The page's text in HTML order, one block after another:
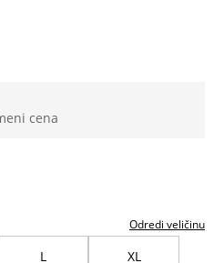
cena
Odredi veličinu
L XL